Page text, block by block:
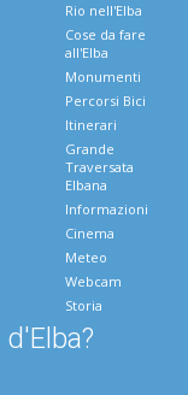
Rio nell'Elba
Cose da fare
all'Elba
Monumenti
Percorsi Bici
Itinerari
Grande
Traversata
Elbana
Informazioni
Cinema
Meteo
Webcam
Storia